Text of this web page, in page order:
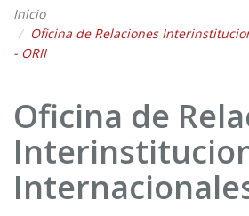
Inicio
Oficina de Relaciones
- ORII
Oficina de